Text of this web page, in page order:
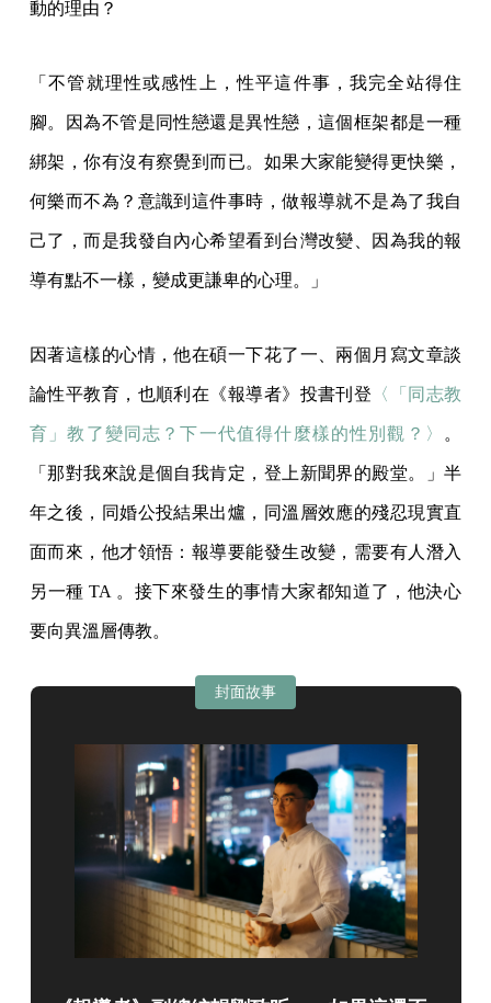
動的理由？
「不管就理性或感性上，性平這件事，我完全站得住
腳。因為不管是同性戀還是異性戀，這個框架都是一種
綁架，你有沒有察覺到而已。如果大家能變得更快樂，
何樂而不為？意識到這件事時，做報導就不是為了我自
己了，而是我發自內心希望看到台灣改變、因為我的報
導有點不一樣，變成更謙卑的心理。」
因著這樣的心情，他在碩一下花了一、兩個月寫文章談
論性平教育，也順利在《報導者》投書刊登 〈 「同志教
育」教了變同志？下一代值得什麼樣的性別觀？〉 。
「那對我來說是個自我肯定，登上新聞界的殿堂。」半
年之後，同婚公投結果出爐，同溫層效應的殘忍現實直
面而來，他才領悟：報導要能發生改變，需要有人潛入
另一種 TA 。接下來發生的事情大家都知道了，他決心
要向異溫層傳教。
封面故事